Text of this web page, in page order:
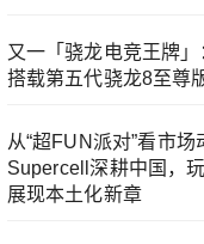
又一「骁龙电竞王牌」
搭载第五代骁龙8至尊
从“超FUN派对”看市场
Supercell深耕中国，
展现本土化新章